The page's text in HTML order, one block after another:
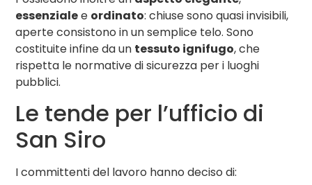
essenzialee ordinato: chiuse sono quasi invisibili,
aperte consistono in un semplice telo. Sono
costituite infine da un tessuto ignifugo, che
rispetta le normative di sicurezza per i luoghi
pubblici.
Le tende per l’ufficio di
San Siro
I committenti del lavoro hanno deciso di: